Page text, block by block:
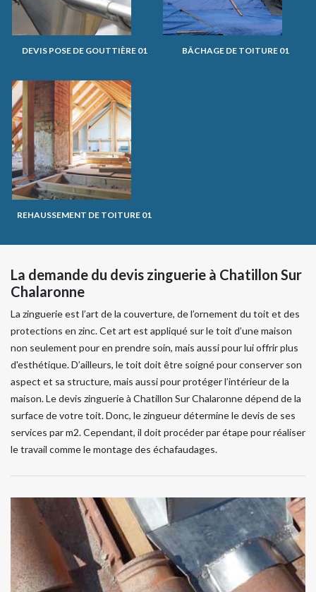
DEVIS POSE DE GOUTTIÈRE 01 BÂCHAGE DE TOITURE 01
REHAUSSEMENT DE TOITURE 01
La demande du devis zinguerie à Chatillon Sur
Chalaronne
La zinguerie est l’art de la couverture, de l’ornement du toit et des
protections en zinc. Cet art est appliqué sur le toit d’une maison
non seulement pour en prendre soin, mais aussi pour lui offrir plus
d'esthétique. D’ailleurs, le toit doit être soigné pour conserver son
aspect et sa structure, mais aussi pour protéger l’intérieur de la
maison. Le devis zinguerie à Chatillon Sur Chalaronne dépend de la
surface de votre toit. Donc, le zingueur détermine le devis de ses
services par m2. Cependant, il doit procéder par étape pour réaliser
le travail comme le montage des échafaudages.